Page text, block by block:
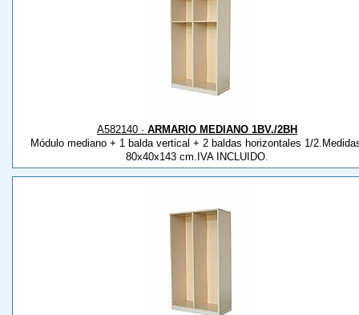
A582140 · ARMARIO MEDIANO 1BV./2BH
Módulo mediano + 1 balda vertical + 2 baldas horizontales 1/
80x40x143 cm.IVA INCLUIDO.